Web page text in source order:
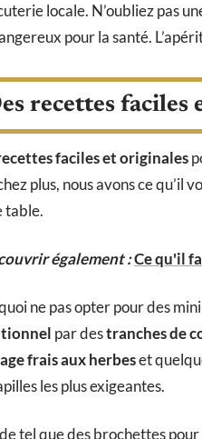
locale. N’oubliez pas
pour la santé.
recettes faciles
faciles et originales
plus, nous avons ce qu’il
table.
également :Ce qu'il
ne pas opter pour des
par destranches de
frais aux herbeset
les plus exigeantes.
tel que des brochettes